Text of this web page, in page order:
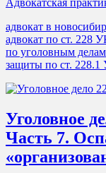
адвокат в
адвокат по ст. 228
по уголовным делам
защиты по ст.
Уголовное
Часть 7.